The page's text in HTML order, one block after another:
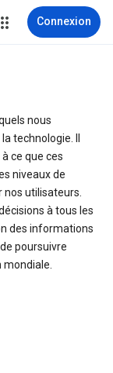
Connexion
nous
technologie. Il
ce que ces
niveaux de
nos utilisateurs.
à tous les
des informations
poursuivre
mondiale.